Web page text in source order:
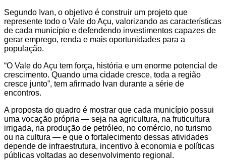
Segundo Ivan, o objetivo é construir um projeto que
represente todo o Vale do Açu, valorizando as características
de cada município e defendendo investimentos capazes de
gerar emprego, renda e mais oportunidades para a
população.
“O Vale do Açu tem força, história e um enorme potencial de
crescimento. Quando uma cidade cresce, toda a região
cresce junto”, tem afirmado Ivan durante a série de
encontros.
A proposta do quadro é mostrar que cada município possui
uma vocação própria — seja na agricultura, na fruticultura
irrigada, na produção de petróleo, no comércio, no turismo
ou na cultura — e que o fortalecimento dessas atividades
depende de infraestrutura, incentivo à economia e políticas
públicas voltadas ao desenvolvimento regional.